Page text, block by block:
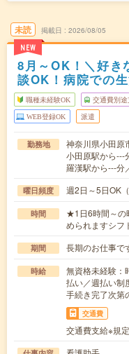
未読
NEW
掲載日 2026/08/05
8月～OK！＼好き
談OK！病院での
職種未経験OK 交通費別途
WEB登録OK 派遣
勤務地
神奈川県小田原
小田原駅から---
羅漢駅から---分
曜日頻度 週2日～5日OK
時間
★1日6時間～の
められますシ
期間 長期のお仕事
時給
無資格未経験
払い／週払い制
手続き完了次第
交通費
交通費支給※規